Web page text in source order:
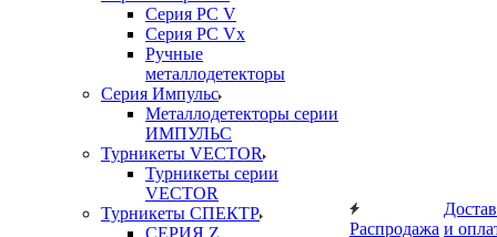
Серия PC V
Серия PC Vx
Ручные
металлодетекторы
Серия Импульс
Металлодетекторы серии
ИМПУЛЬС
Турникеты VECTOR
Турникеты серии
VECTOR
Турникеты СПЕКТР
СЕРИЯ Z
Распродажа и